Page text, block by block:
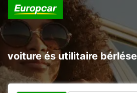
voiture és utilitaire